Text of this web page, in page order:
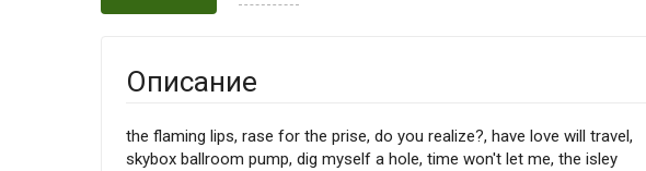
Описание
the flaming lips, rase for the prise, do you realize?, have love will travel,
skybox ballroom pump, dig myself a hole, time won't let me, the isley